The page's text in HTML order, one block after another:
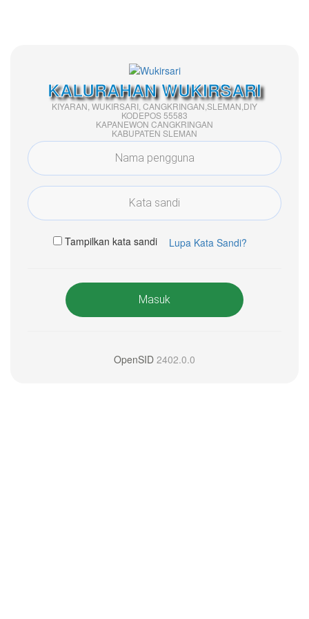
KALURAHAN WUKIRSARI
KIYARAN, WUKIRSARI, CANGKRINGAN,SLEMAN,DIY
KODEPOS 55583
KAPANEWON CANGKRINGAN
KABUPATEN SLEMAN
Tampilkan kata sandi Lupa Kata Sandi?
Masuk
OpenSID 2402.0.0